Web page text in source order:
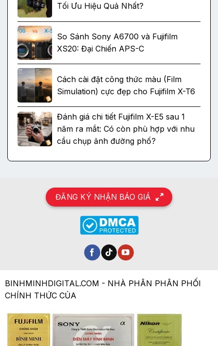
Tối Ưu Hiệu Quả Nhất?
So Sánh Sony A6700 và Fujifilm
XS20: Đại Chiến APS-C
Cách cài đặt công thức màu (Film
Simulation) cực đẹp cho Fujifilm X-T6
Đánh giá chi tiết Fujifilm X-E5 sau 1
năm ra mắt: Có còn phù hợp với nhu
cầu chụp ảnh đường phố?
ĐĂNG KÝ NHẬN BÁO GIÁ
BINHMINHDIGITAL.COM - NHÀ PHÂN PHÂN PHỐI
CHÍNH THỨC CỦA